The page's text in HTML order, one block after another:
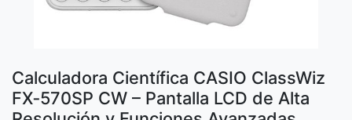
Calculadora Científica CASIO ClassWiz
FX‑570SP CW – Pantalla LCD de Alta